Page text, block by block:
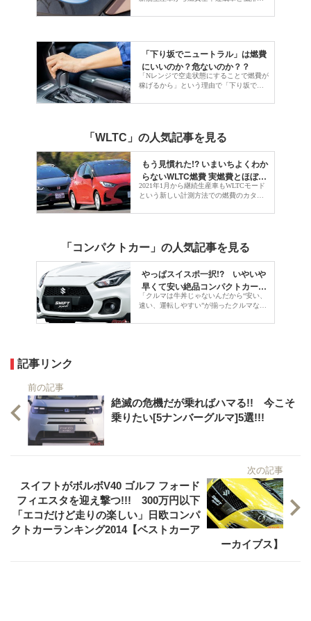
のか?
止した。これがなぜ廃止されることにな
「下り坂でニュートラル」は燃費
にいいのか？危ないのか？？
「Nレンジで空走状態にすることで燃費が
稼げるから」という理由で「下り坂ではN
坂でのNレンジは、燃費に貢献しないばか
しない仕組みも解説。
「WLTC」の人気記事を見る
もう見慣れた!? いまいちよくわか
らないWLTC燃費 実燃費とほぼ同
じなのか?
2021年1月から継続生産車もWLTCモード
という新しい計測方法での燃費のカタロ
た。本記事では1つ前の計測方法である
導入がユーザーにとって有益なのかを考
えてみた。
「コンパクトカー」の人気記事を見る
やっぱスイスポ一択!? いやいや
早くて安い絶品コンパクトカー意
外とまだまだあるゾ!!!!
「クルマは牛丼じゃないんだから“安い、
速い、運転しやすい”が揃ったクルマなん
れはとんだカン違い。いまどきのクルマ
記事リンク
前の記事
絶滅の危機だが乗ればハマる!! 今こそ
乗りたい[5ナンバーグルマ]5選!!!
次の記事
スイフトがボルボV40 ゴルフ フォード
フィエスタを迎え撃つ!!! 300万円以下
「エコだけど走りの楽しい」日欧コンパ
クトカーランキング2014【ベストカーア
ーカイブス】